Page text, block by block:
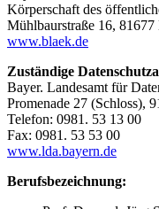
Körperschaft des
Mühlbaurstraße 16, 81677
www.blaek.de
Zuständige
Bayer. Landesamt für
Promenade 27 (Schloss),
Telefon: 0981. 53 13 00
Fax: 0981. 53 53 00
www.lda.bayern.de
Berufsbezeichnung: